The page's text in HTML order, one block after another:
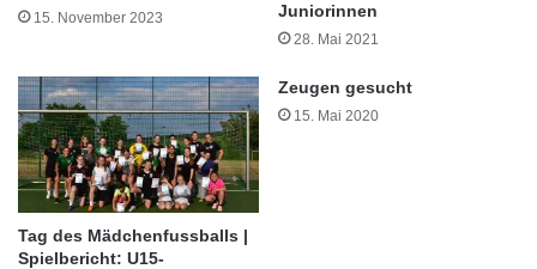
15. November 2023
Juniorinnen
28. Mai 2021
Tag des Mädchenfussballs |
Spielbericht: U15-
Zeugen gesucht
15. Mai 2020